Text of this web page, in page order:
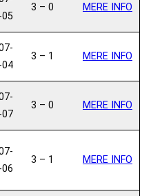
05
3 – 0 MERE INFO
04
3 – 1 MERE INFO
07
3 – 0 MERE INFO
3 – 1 MERE INFO